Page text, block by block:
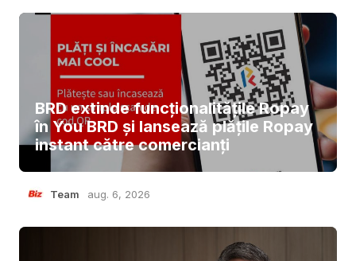
BRD extinde funcționalitățile Ropay
în You BRD și lansează plățile Ropay
instant către comercianți
Team aug. 6, 2026